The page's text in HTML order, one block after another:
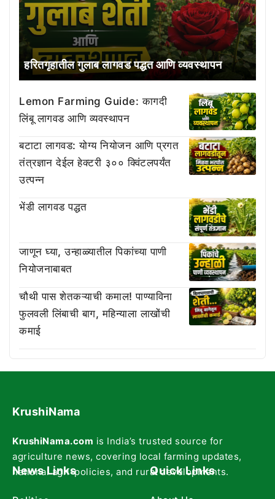
हरितगृहातील गुलाब लागवड पद्धत आणि व्यवस्थापन
Lemon Farming Guide: कागदी
लिंबू लागवड आणि व्यवस्थापन
बटाटा लागवड: योग्य नियोजन आणि प्रगत
तंत्रज्ञान देईल हेक्टरी ३०० क्विंटलपर्यंत
उत्पन्न
भेंडी लागवड पद्धत
जाणून घ्या, उन्हाळ्यातील पिकांच्या पाणी
नियोजनाबाबत
चौथी पास शेतकऱ्याची कमाल! पाण्याविना
फुलवली लिंबाची बाग, महिन्याला लाखोंची
कमाई
KrushiNama
KrushiNama.com is India’s trusted source for
agriculture news, covering local farming updates,
national agri-policies, and rural developments.
News Links Quick Links